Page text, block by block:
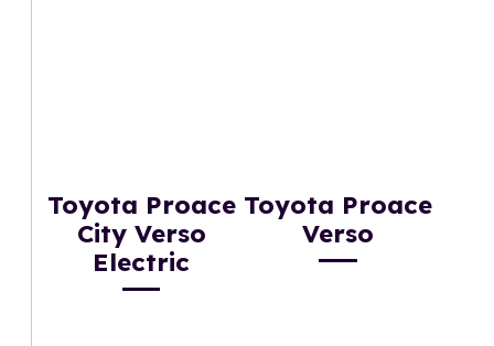
Toyota Proace
City Verso
Electric
Toyota Proace
Verso